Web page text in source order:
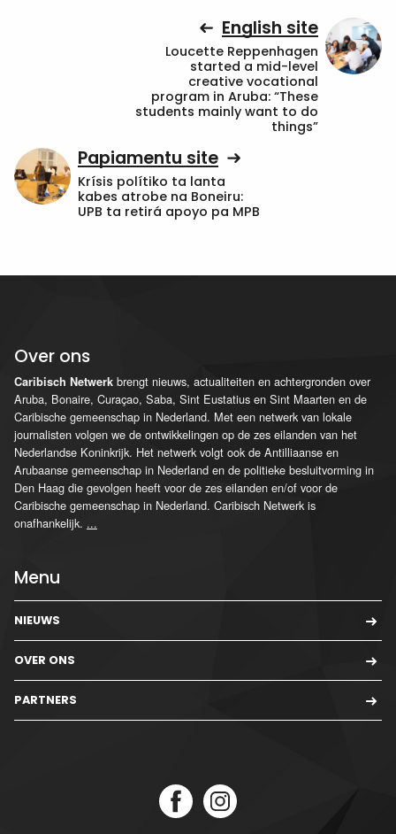
English site
Loucette Reppenhagen
started a mid-level
creative vocational
program in Aruba: “These
students mainly want to do
things”
Papiamentu site
Krísis polítiko ta lanta
kabes atrobe na Boneiru:
UPB ta retirá apoyo pa MPB
Over ons
Caribisch Netwerk brengt nieuws, actualiteiten en achtergronden over
Aruba, Bonaire, Curaçao, Saba, Sint Eustatius en Sint Maarten en de
Caribische gemeenschap in Nederland. Met een netwerk van lokale
journalisten volgen we de ontwikkelingen op de zes eilanden van het
Nederlandse Koninkrijk. Het netwerk volgt ook de Antilliaanse en
Arubaanse gemeenschap in Nederland en de politieke besluitvorming in
Den Haag die gevolgen heeft voor de zes eilanden en/of voor de
Caribische gemeenschap in Nederland. Caribisch Netwerk is
onafhankelijk. ...
Menu
NIEUWS
OVER ONS
PARTNERS